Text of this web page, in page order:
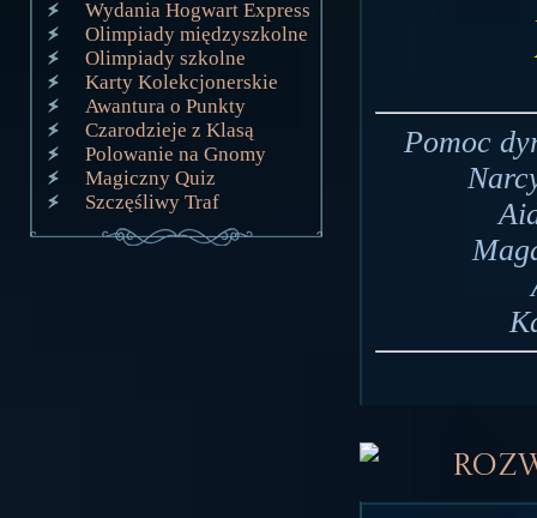
Wydania Hogwart Express
Olimpiady międzyszkolne
Olimpiady szkolne
Karty Kolekcjonerskie
Awantura o Punkty
Czarodzieje z Klasą
Polowanie na Gnomy
Magiczny Quiz
Szczęśliwy Traf
Pomoc